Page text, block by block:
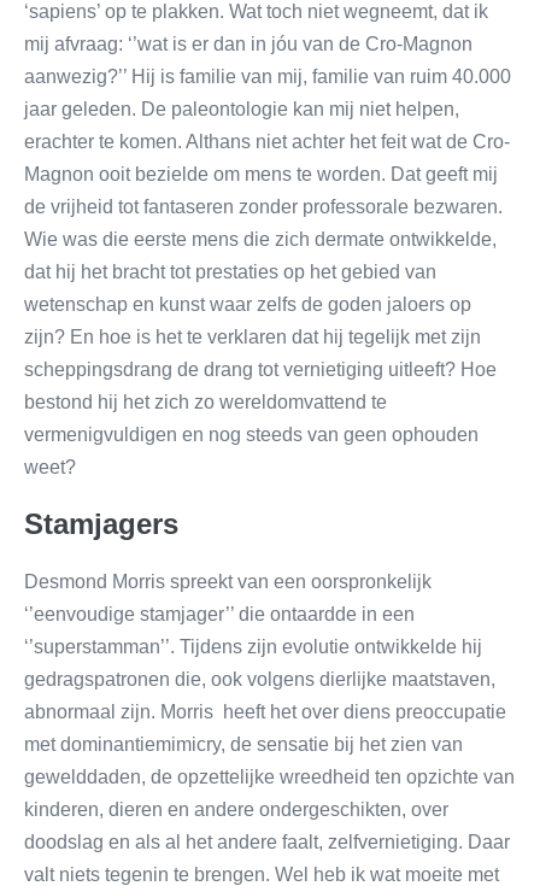
‘sapiens’ op te plakken. Wat toch niet wegneemt, dat ik
mij afvraag: ‘’wat is er dan in jóu van de Cro-Magnon
aanwezig?’’ Hij is familie van mij, familie van ruim 40.000
jaar geleden. De paleontologie kan mij niet helpen,
erachter te komen. Althans niet achter het feit wat de Cro-
Magnon ooit bezielde om mens te worden. Dat geeft mij
de vrijheid tot fantaseren zonder professorale bezwaren.
Wie was die eerste mens die zich dermate ontwikkelde,
dat hij het bracht tot prestaties op het gebied van
wetenschap en kunst waar zelfs de goden jaloers op
zijn? En hoe is het te verklaren dat hij tegelijk met zijn
scheppingsdrang de drang tot vernietiging uitleeft? Hoe
bestond hij het zich zo wereldomvattend te
vermenigvuldigen en nog steeds van geen ophouden
weet?
Stamjagers
Desmond Morris spreekt van een oorspronkelijk
‘’eenvoudige stamjager’’ die ontaardde in een
‘’superstamman’’. Tijdens zijn evolutie ontwikkelde hij
gedragspatronen die, ook volgens dierlijke maatstaven,
abnormaal zijn. Morris heeft het over diens preoccupatie
met dominantiemimicry, de sensatie bij het zien van
gewelddaden, de opzettelijke wreedheid ten opzichte van
kinderen, dieren en andere ondergeschikten, over
doodslag en als al het andere faalt, zelfvernietiging. Daar
valt niets tegenin te brengen. Wel heb ik wat moeite met